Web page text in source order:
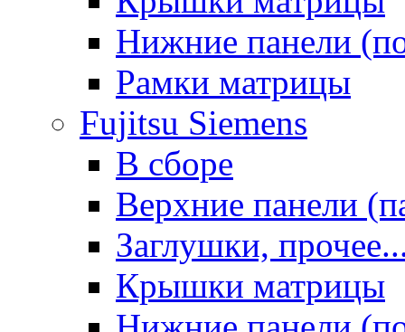
Нижние панели
Рамки матрицы
Fujitsu Siemens
В сборе
Верхние панели
Заглушки,
Крышки матрицы